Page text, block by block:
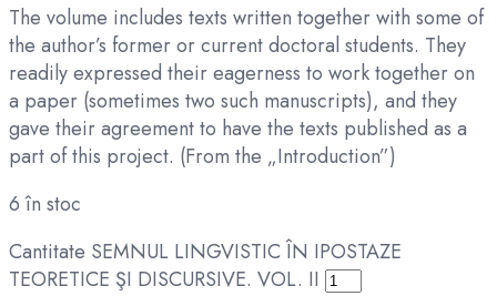
The volume includes texts written together with some of
the author’s former or current doctoral students. They
readily expressed their eagerness to work together on
a paper (sometimes two such manuscripts), and they
gave their agreement to have the texts published as a
part of this project. (From the „Introduction”)
6 în stoc
Cantitate SEMNUL LINGVISTIC ÎN IPOSTAZE
TEORETICE ŞI DISCURSIVE. VOL. II